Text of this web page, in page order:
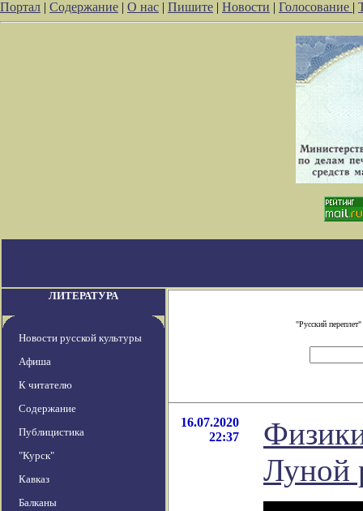
Портал | Содержание | О нас | Пишите | Новости | Голосование |
ЛИТЕРАТУРА
Новости русской культуры
Афиша
К читателю
Содержание
Публицистика
"Курск"
Кавказ
Балканы
"Русский
16.07.2020
22:37
Луной